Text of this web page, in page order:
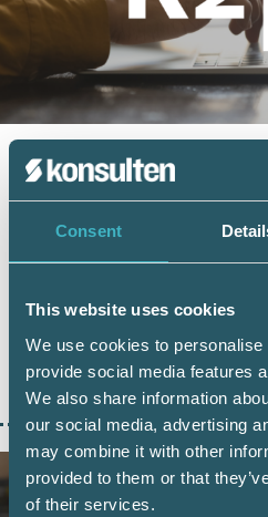
Consent
This website uses cookies
We use cookies to
provide social media features
We also share information
our social media, advertising
may combine it with other
provided to them or that
of their services.
Hur går det med
Sommaren närmar sig
Bokföringsnämnden har